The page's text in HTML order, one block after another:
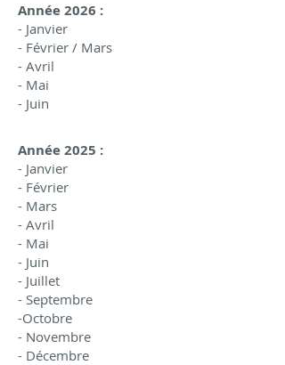
Année 2026 :
- Janvier
- Février / Mars
- Avril
- Mai
- Juin
Année 2025 :
- Janvier
- Février
- Mars
- Avril
- Mai
- Juin
- Juillet
- Septembre
-Octobre
- Novembre
- Décembre